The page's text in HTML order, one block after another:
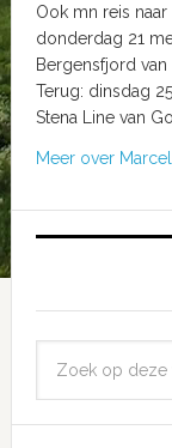
Ook mn reis
donderdag 21
Bergensfjord van
Terug: dinsdag
Stena Line van
Meer over Marcel